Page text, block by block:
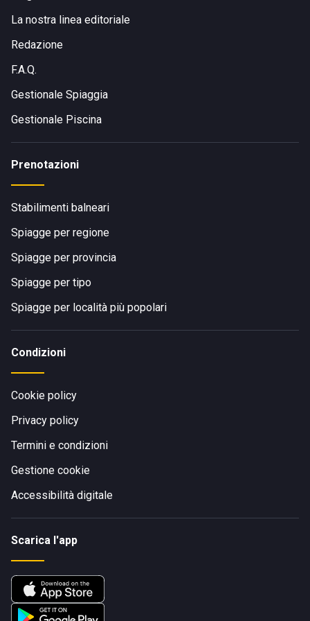
La nostra linea editoriale
Redazione
F.A.Q.
Gestionale Spiaggia
Gestionale Piscina
Prenotazioni
Stabilimenti balneari
Spiagge per regione
Spiagge per provincia
Spiagge per tipo
Spiagge per località più popolari
Condizioni
Cookie policy
Privacy policy
Termini e condizioni
Gestione cookie
Accessibilità digitale
Scarica l'app